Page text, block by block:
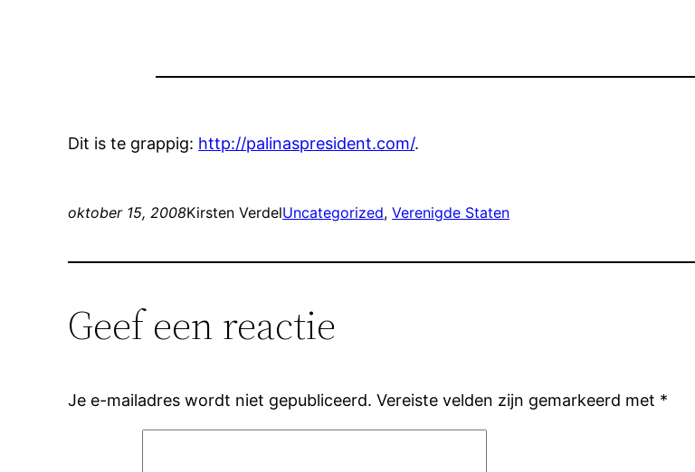
Dit is te grappig: http://palinaspresident.com/.
oktober 15, 2008Kirsten VerdelUncategorized, Verenigde Staten
Geef een reactie
Je e-mailadres wordt niet gepubliceerd. Vereiste velden zijn gemarkeerd met *